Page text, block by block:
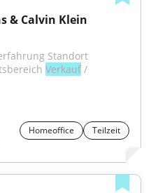
& Calvin Klein
Verkauf /
Homeoffice
Teilzeit